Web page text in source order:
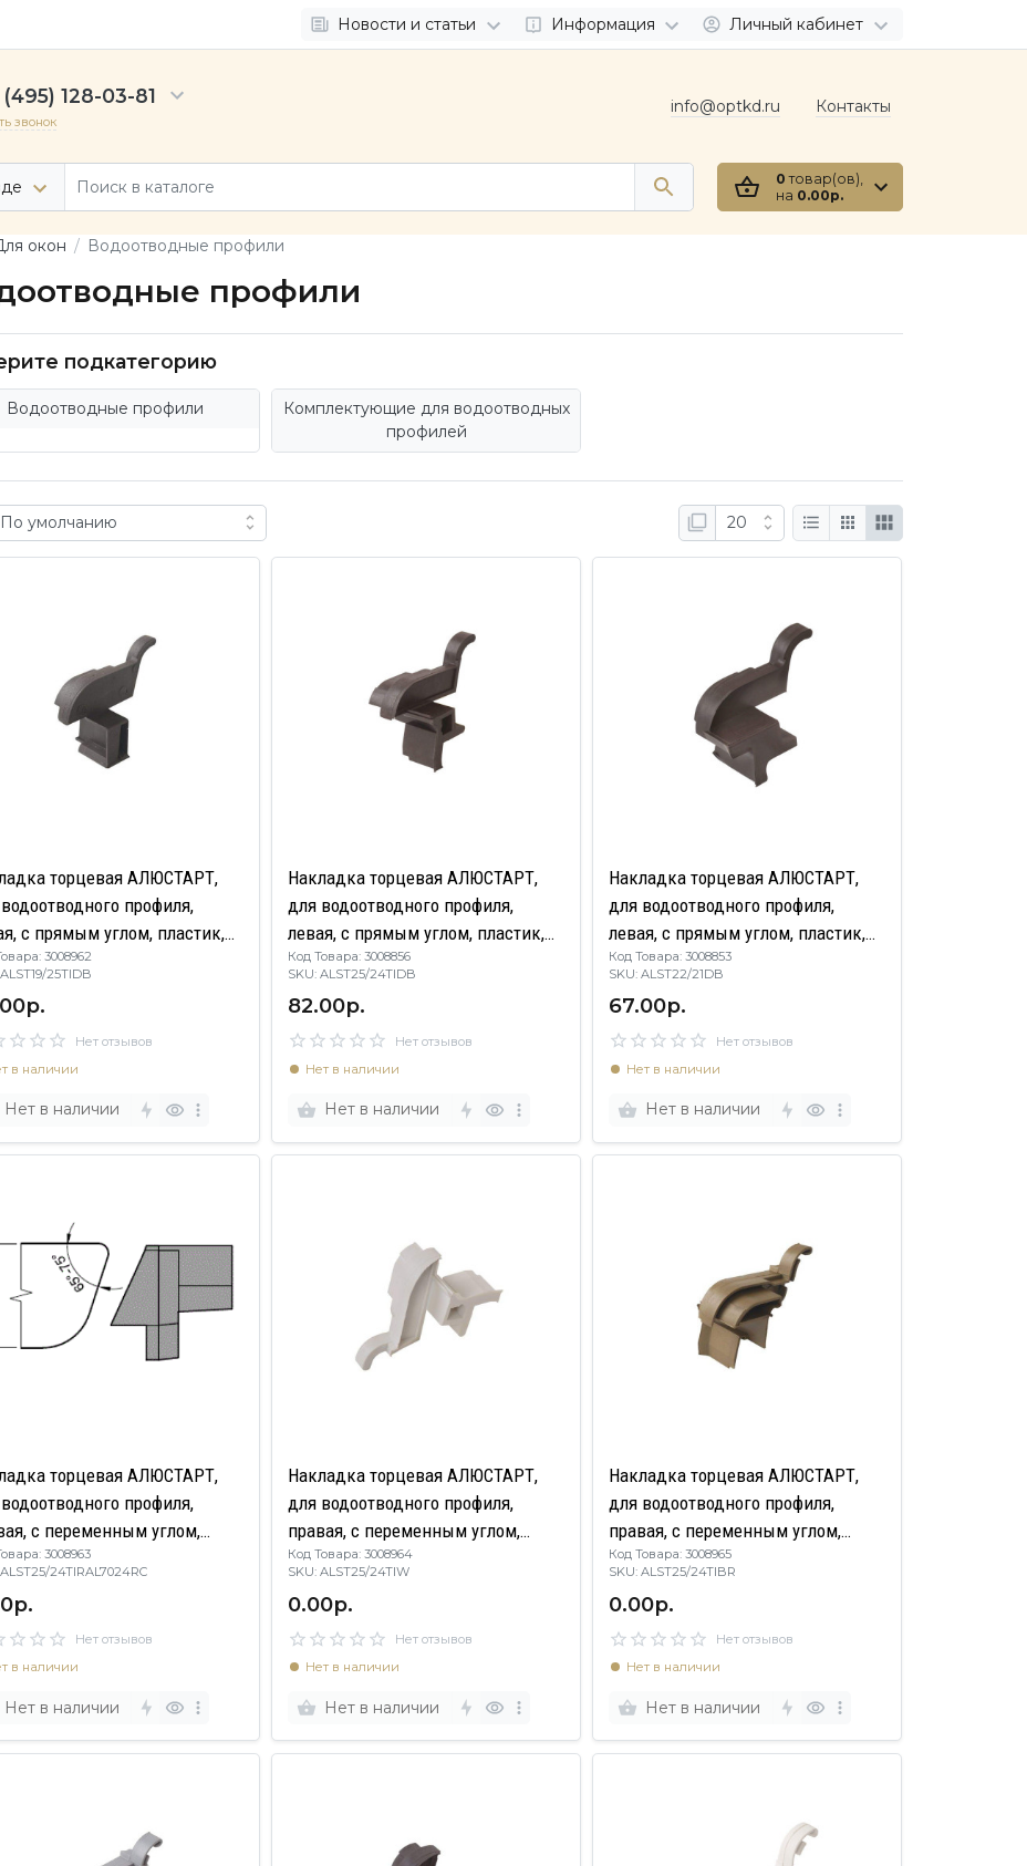
Новости и статьи Информация Личный кабинет
(495) 128-03-81
звонок
info@optkd.ru Контакты
0 товар(ов),
на 0.00р.
окон Водоотводные профили
профили
подкатегорию
Водоотводные профили
Комплектующие для водоотводных
профилей
торцевая АЛЮСТАРТ,
профиля,
с прямым углом, пластик,
бронза
3008962
25TIDB
Нет отзывов
в наличии
Нет в наличии
Накладка торцевая АЛЮСТАРТ,
для водоотводного профиля,
левая, с прямым углом, пластик,
темная бронза
Код Товара: 3008856
SKU: ALST25/24TIDB
82.00р.
Нет отзывов
Нет в наличии
Нет в наличии
Накладка торцевая АЛЮСТАРТ,
для водоотводного профиля,
левая, с прямым углом, пластик,
темная бронза
Код Товара: 3008853
SKU: ALST22/21DB
67.00р.
Нет отзывов
Нет в наличии
Нет в наличии
торцевая АЛЮСТАРТ,
профиля,
с переменным углом,
RAL 7024
3008963
ALST25/24TIRAL7024RC
Нет отзывов
в наличии
Нет в наличии
Накладка торцевая АЛЮСТАРТ,
для водоотводного профиля,
правая, с переменным углом,
пластик, белый
Код Товара: 3008964
SKU: ALST25/24TIW
0.00р.
Нет отзывов
Нет в наличии
Нет в наличии
Накладка торцевая АЛЮСТАРТ,
для водоотводного профиля,
правая, с переменным углом,
пластик, бронза
Код Товара: 3008965
SKU: ALST25/24TIBR
0.00р.
Нет отзывов
Нет в наличии
Нет в наличии